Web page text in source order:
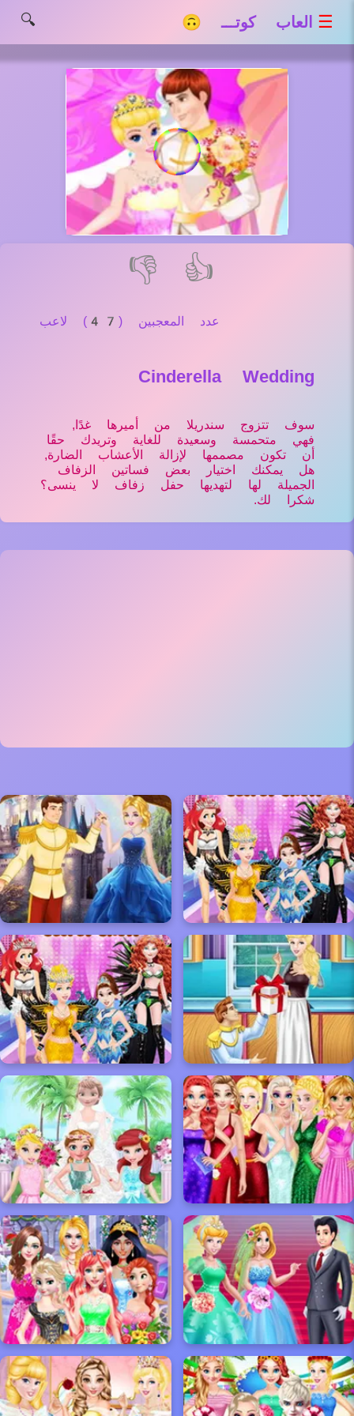
☰ العاب كوتـــ 🙃 🔍
👍
👎
عدد المعجبين (47) لاعب
Cinderella Wedding
سوف تتزوج سندريلا من أميرها غدًا,
فهي متحمسة وسعيدة للغاية وتريدك حقًا
أن تكون مصممها لإزالة الأعشاب الضارة,
هل يمكنك اختيار بعض فساتين الزفاف
الجميلة لها لتهديها حفل زفاف لا ينسى؟
شكرا لك.